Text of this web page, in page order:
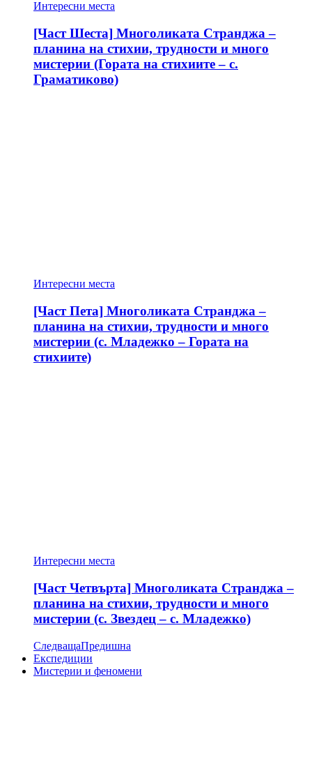
Интересни места
[Част Шеста] Многоликата Странджа –
планина на стихии, трудности и много
мистерии (Гората на стихиите – с.
Граматиково)
Интересни места
[Част Пета] Многоликата Странджа –
планина на стихии, трудности и много
мистерии (с. Младежко – Гората на
стихиите)
Интересни места
[Част Четвърта] Многоликата Странджа –
планина на стихии, трудности и много
мистерии (с. Звездец – с. Младежко)
СледващаПредишна
Експедиции
Мистерии и феномени